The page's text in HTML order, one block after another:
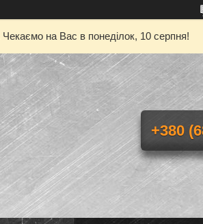
на Вас в понеділок, 10 серпня!
+380